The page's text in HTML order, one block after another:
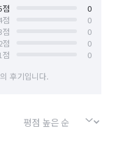
울 은평구
서구
점
0
점
0
점
0
점
0
점
0
후기입니다.